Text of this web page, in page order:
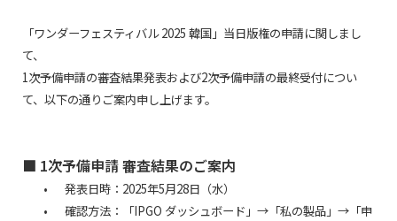
「ワンダーフェスティバル 2025 韓国」当日版権の申請に関しまし
て、
1次予備申請の審査結果発表および2次予備申請の最終受付につい
て、以下の通りご案内申し上げます。
■ 1次予備申請 審査結果のご案内
•
発表日時：2025年5月28日（水）
•
確認方法：「IPGO ダッシュボード」→「私の製品」→「申